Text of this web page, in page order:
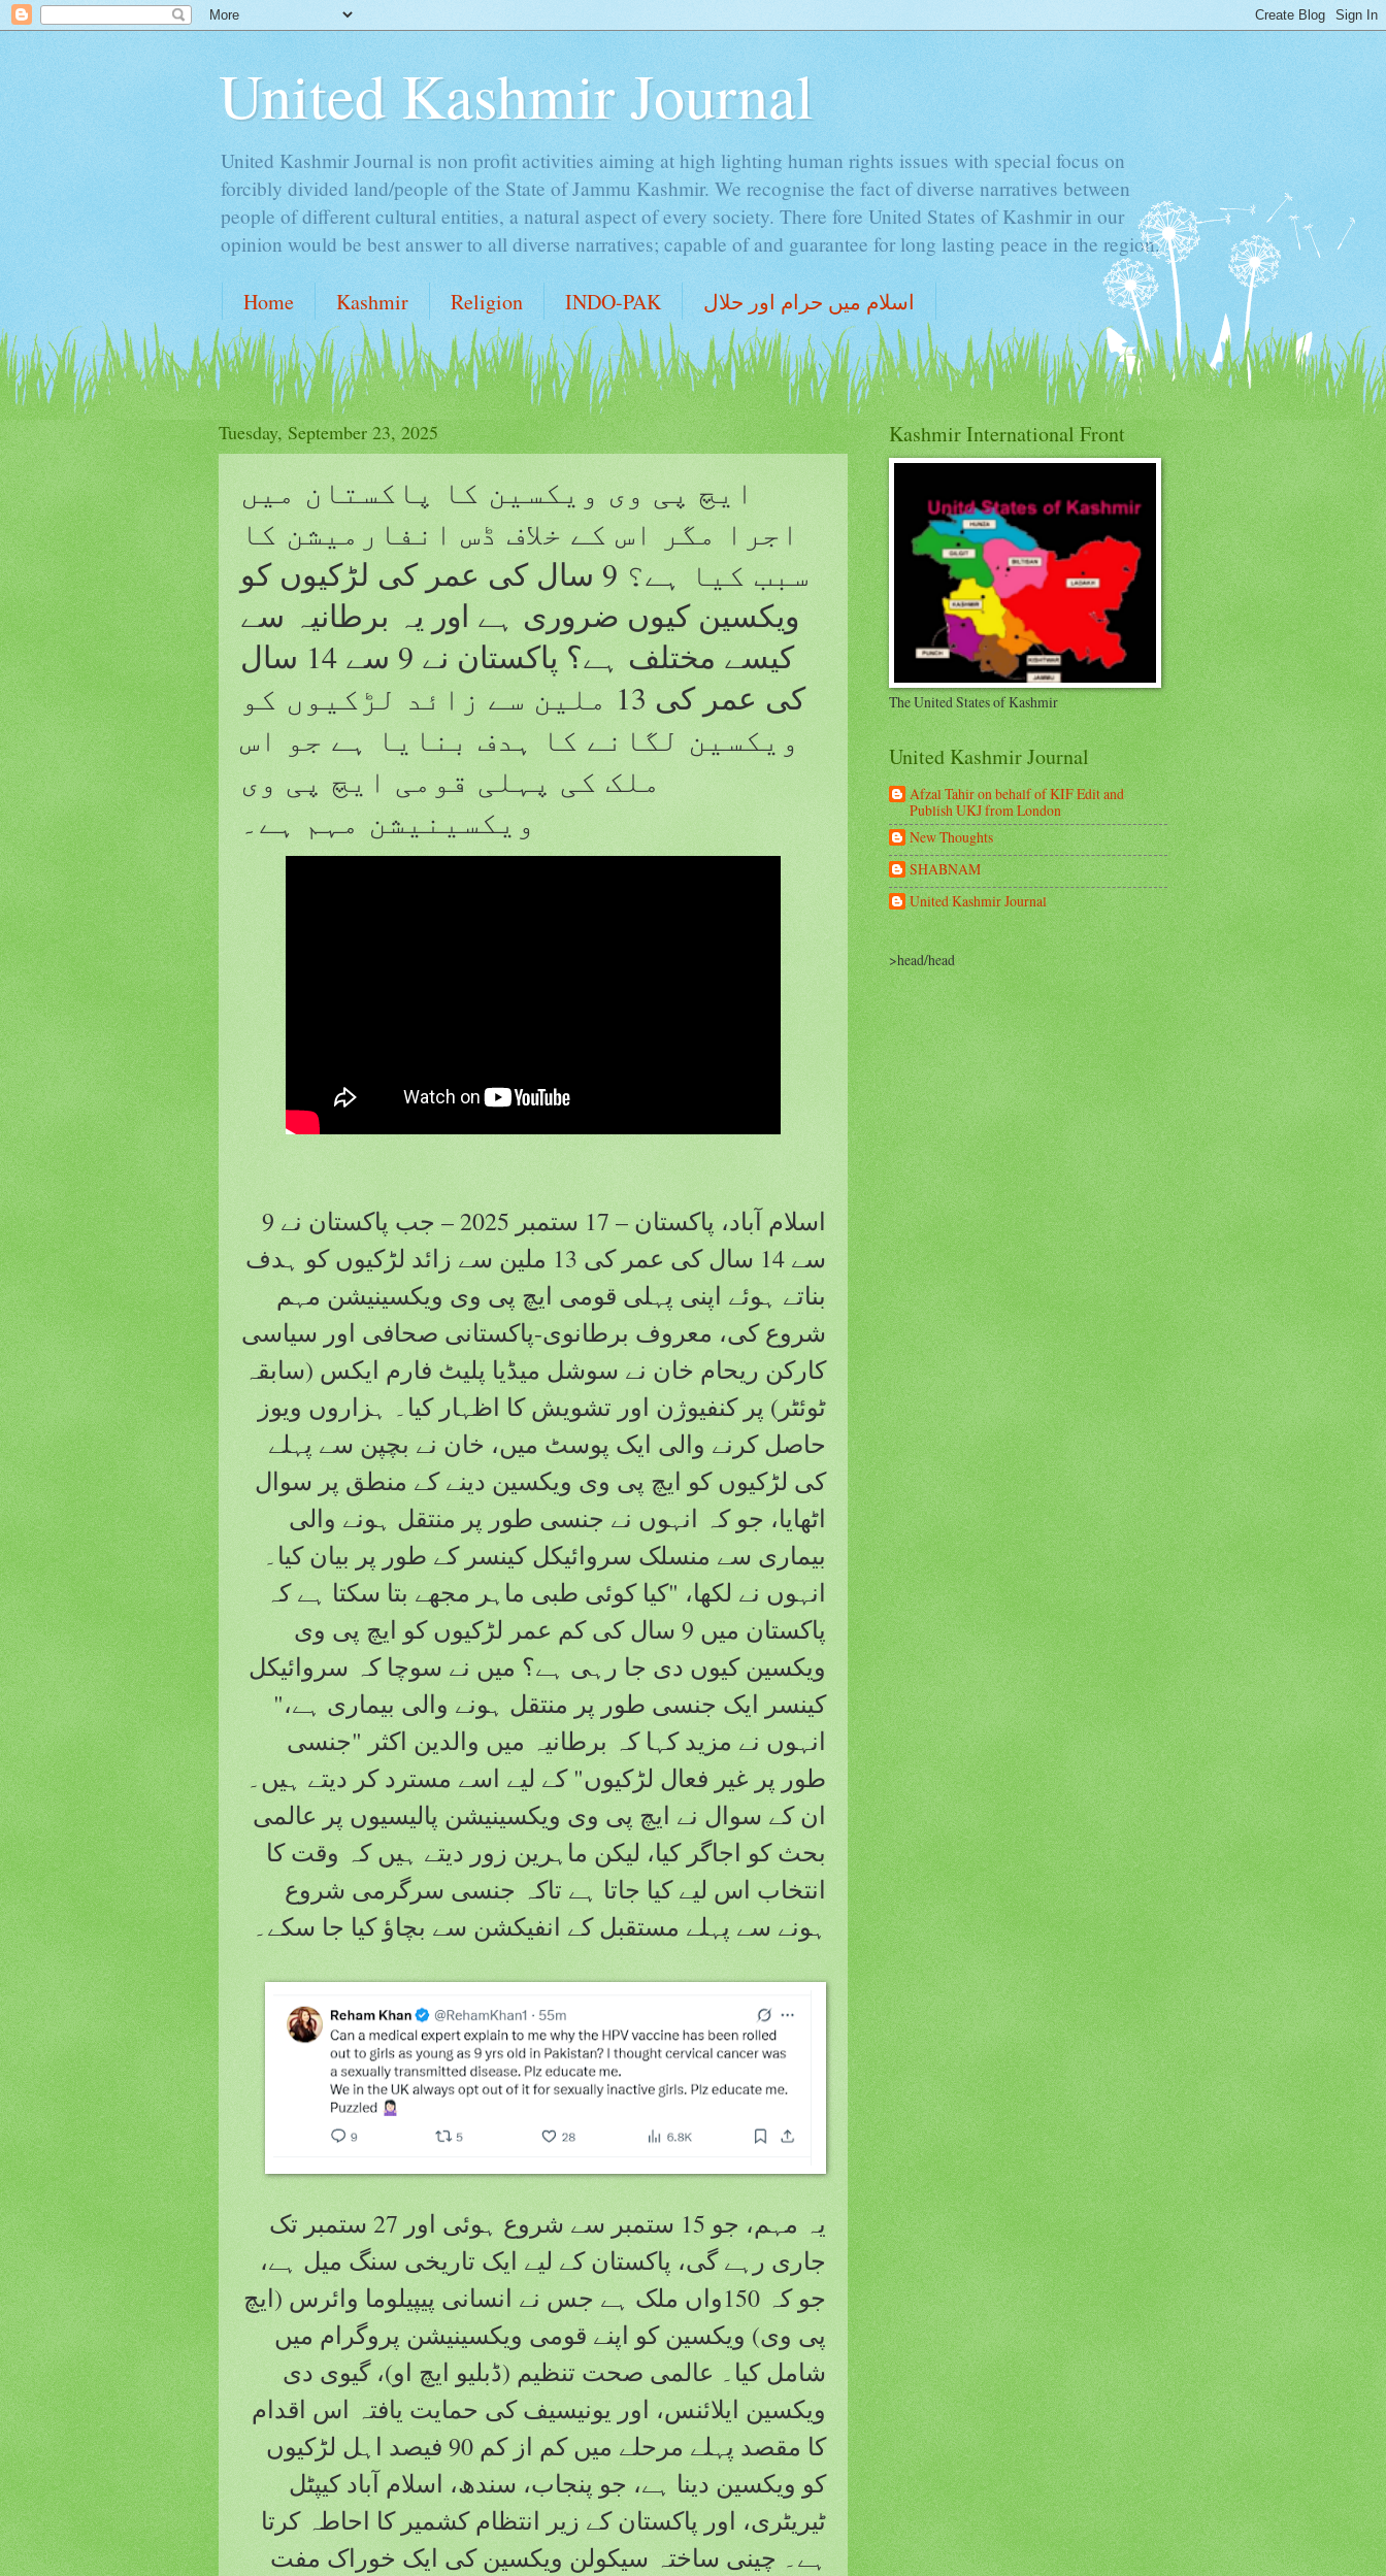
United Kashmir Journal
United Kashmir Journal is non profit activities aiming at high lighting human rights issues with special focus on
forcibly divided land/people of the State of Jammu Kashmir. We recognise the fact of diverse narratives between
people of different cultural entities, a natural aspect of every society. There fore United States of Kashmir in our
opinion would be best answer to all diverse narratives; capable of and guarantee for long lasting peace in the region.
Home Kashmir Religion INDO-PAK
اسلام میں حرام اور حلال
ALCOHOL & ISLAM
Tuesday, September 23, 2025
ایچ پی وی ویکسین کا پاکستان میں
اجرا مگر اس کے خلاف ڈس انفارمیشن کا
سبب کیا ہے؟ 9 سال کی عمر کی لڑکیوں کو
ویکسین کیوں ضروری ہے اور یہ برطانیہ سے
کیسے مختلف ہے؟ پاکستان نے 9 سے 14 سال
کی عمر کی 13 ملین سے زائد لڑکیوں کو
ویکسین لگانے کا ہدف بنایا ہے جو اس
ملک کی پہلی قومی ایچ پی وی
ویکسینیشن مہم ہے۔
اسلام آباد، پاکستان – 17 ستمبر 2025 – جب پاکستان نے 9
سے 14 سال کی عمر کی 13 ملین سے زائد لڑکیوں کو ہدف
بناتے ہوئے اپنی پہلی قومی ایچ پی وی ویکسینیشن مہم
شروع کی، معروف برطانوی-پاکستانی صحافی اور سیاسی
کارکن ریحام خان نے سوشل میڈیا پلیٹ فارم ایکس (سابقہ
ٹوئٹر) پر کنفیوژن اور تشویش کا اظہار کیا۔ ہزاروں ویوز
حاصل کرنے والی ایک پوسٹ میں، خان نے بچپن سے پہلے
کی لڑکیوں کو ایچ پی وی ویکسین دینے کے منطق پر سوال
اٹھایا، جو کہ انہوں نے جنسی طور پر منتقل ہونے والی
بیماری سے منسلک سروائیکل کینسر کے طور پر بیان کیا۔
انہوں نے لکھا، "کیا کوئی طبی ماہر مجھے بتا سکتا ہے کہ
پاکستان میں 9 سال کی کم عمر لڑکیوں کو ایچ پی وی
ویکسین کیوں دی جا رہی ہے؟ میں نے سوچا کہ سروائیکل
کینسر ایک جنسی طور پر منتقل ہونے والی بیماری ہے،"
انہوں نے مزید کہا کہ برطانیہ میں والدین اکثر "جنسی
طور پر غیر فعال لڑکیوں" کے لیے اسے مسترد کر دیتے ہیں۔
ان کے سوال نے ایچ پی وی ویکسینیشن پالیسیوں پر عالمی
بحث کو اجاگر کیا، لیکن ماہرین زور دیتے ہیں کہ وقت کا
انتخاب اس لیے کیا جاتا ہے تاکہ جنسی سرگرمی شروع
ہونے سے پہلے مستقبل کے انفیکشن سے بچاؤ کیا جا سکے۔
یہ مہم، جو 15 ستمبر سے شروع ہوئی اور 27 ستمبر تک
جاری رہے گی، پاکستان کے لیے ایک تاریخی سنگ میل ہے،
جو کہ 150واں ملک ہے جس نے انسانی پیپیلوما وائرس (ایچ
پی وی) ویکسین کو اپنے قومی ویکسینیشن پروگرام میں
شامل کیا۔ عالمی صحت تنظیم (ڈبلیو ایچ او)، گیوی دی
ویکسین ایلائنس، اور یونیسیف کی حمایت یافتہ اس اقدام
کا مقصد پہلے مرحلے میں کم از کم 90 فیصد اہل لڑکیوں
کو ویکسین دینا ہے، جو پنجاب، سندھ، اسلام آباد کیپٹل
ٹیریٹری، اور پاکستان کے زیر انتظام کشمیر کا احاطہ کرتا
ہے۔ چینی ساختہ سیکولن ویکسین کی ایک خوراک مفت
Kashmir International Front
The United States of Kashmir
United Kashmir Journal
Afzal Tahir on behalf of KIF Edit and
Publish UKJ from London
New Thoughts
SHABNAM
United Kashmir Journal
>head/head